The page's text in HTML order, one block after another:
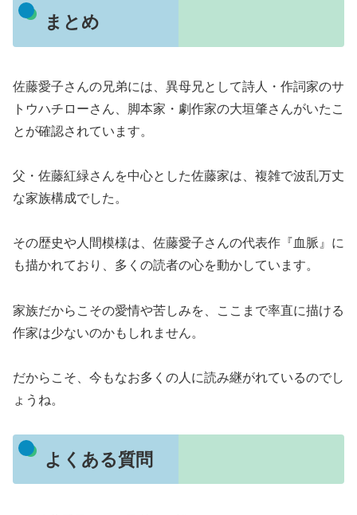
まとめ
佐藤愛子さんの兄弟には、異母兄として詩人・作詞家のサ
トウハチローさん、脚本家・劇作家の大垣肇さんがいたこ
とが確認されています。
父・佐藤紅緑さんを中心とした佐藤家は、複雑で波乱万丈
な家族構成でした。
その歴史や人間模様は、佐藤愛子さんの代表作『血脈』に
も描かれており、多くの読者の心を動かしています。
家族だからこその愛情や苦しみを、ここまで率直に描ける
作家は少ないのかもしれません。
だからこそ、今もなお多くの人に読み継がれているのでし
ょうね。
よくある質問